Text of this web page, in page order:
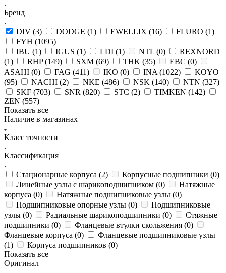
Бренд
DIV (3) DODGE (1) EWELLIX (16) FLURO (1)
FYH (1095)
IBU (1) IGUS (1) LDI (1) NTL (0)
REXNORD
(1) RHP (149) SXM (69) THK (35) EBC (0)
ASAHI (0) FAG (411) IKO (0) INA (1022)
KOYO
(95) NACHI (2) NKE (486) NSK (140) NTN (327)
SKF (703) SNR (820) STC (2) TIMKEN (142)
ZEN (557)
Показать все
Наличие в магазинах
Класс точности
Классификация
Стационарные корпуса (2) Корпусные подшипники (0)
Линейные узлы с шарикоподшипником (0)
Натяжные
корпуса (0) Натяжные подшипниковые узлы (0)
Подшипниковые опорные узлы (0)
Подшипниковые
узлы (0) Радиальные шарикоподшипники (0)
Стяжные
подшипники (0) Фланцевые втулки скольжения (0)
Фланцевые корпуса (0)
Фланцевые подшипниковые узлы
(1) Корпуса подшипников (0)
Показать все
Оригинал